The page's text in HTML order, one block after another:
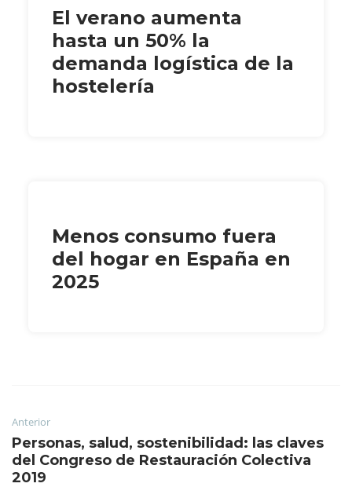
El verano aumenta
hasta un 50% la
demanda logística de la
hostelería
Menos consumo fuera
del hogar en España en
2025
Anterior
Personas, salud, sostenibilidad: las claves
del Congreso de Restauración Colectiva
2019